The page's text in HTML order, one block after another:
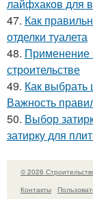
лайфхаков для
47. Как
отделки туалета
48. Применение
строительстве
49. Как выбрать
Важность
50. Выбор
затирку для
© 2026
Контакты